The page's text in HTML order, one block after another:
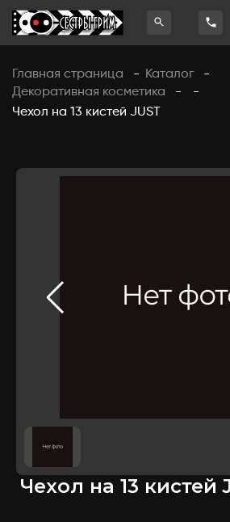
Главная страница - Каталог
-
Декоративная косметика
-
-
Чехол на 13 кистей JUST
Чехол на 13 кистей